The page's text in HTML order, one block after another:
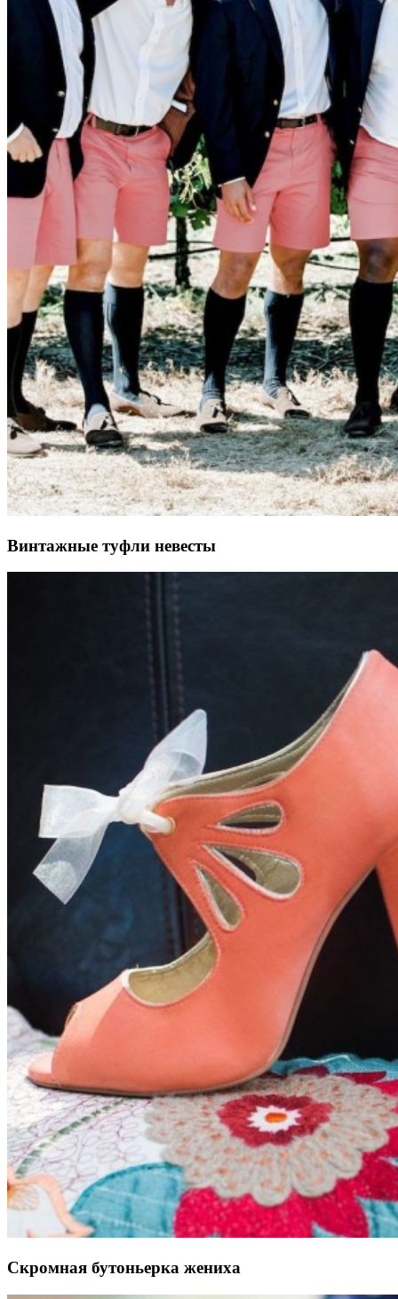
Винтажные туфли невесты
Скромная бутоньерка жениха